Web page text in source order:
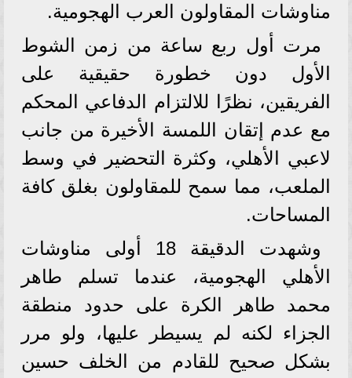
مناوشات المقاولون العرب الهجومية.
مرت أول ربع ساعة من زمن الشوط
الأول دون خطورة حقيقية على
الفريقين، نظرًا للالتزام الدفاعي المحكم
مع عدم إتقان اللمسة الأخيرة من جانب
لاعبي الأهلي، وكثرة التحضير في وسط
الملعب، مما سمح للمقاولون بغلق كافة
المساحات.
وشهدت الدقيقة 18 أولى مناوشات
الأهلي الهجومية، عندما تسلم طاهر
محمد طاهر الكرة على حدود منطقة
الجزاء لكنه لم يسيطر عليها، ولو مرر
بشكل صحيح للقادم من الخلف حسين